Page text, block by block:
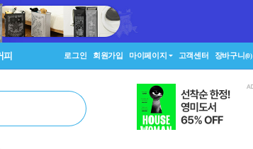
피 로그인 회원가입 마이페이지 고객센터 장바구니(0)